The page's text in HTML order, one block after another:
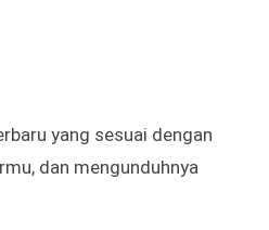
yang sesuai dengan
dan mengunduhnya